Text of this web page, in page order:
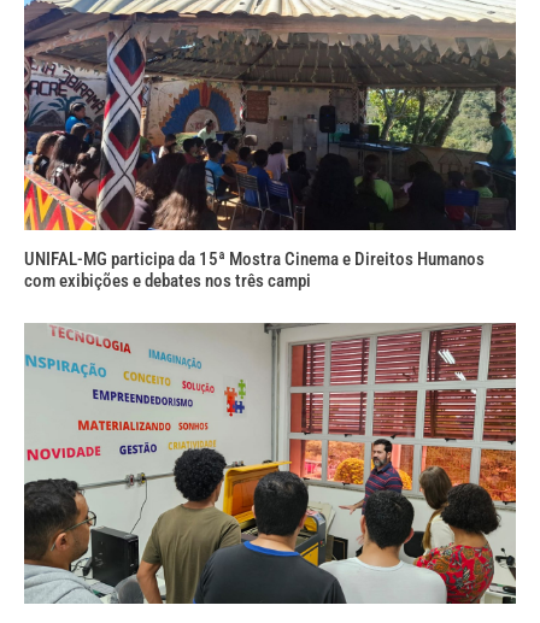
UNIFAL-MG participa da 15ª Mostra Cinema e Direitos Humanos
com exibições e debates nos três campi